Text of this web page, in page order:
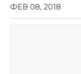
ФЕВ 08, 2018